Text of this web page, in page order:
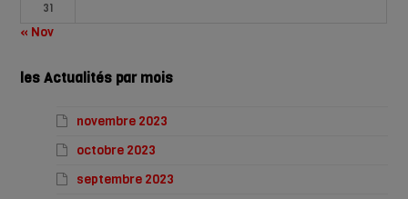
31
« Nov
les Actualités par mois
novembre 2023
octobre 2023
septembre 2023